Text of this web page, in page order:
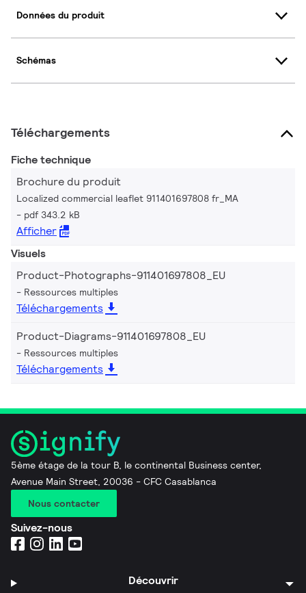
Données du produit
Schémas
Téléchargements
Fiche technique
Brochure du produit
Localized commercial leaflet 911401697808 fr_MA
pdf 343.2 kB
Afficher
Visuels
Product-Photographs-911401697808_EU
Ressources multiples
Téléchargements
Product-Diagrams-911401697808_EU
Ressources multiples
Téléchargements
5ème étage de la tour B, le continental Business center,
Avenue Main Street, 20036 - CFC Casablanca
Nous contacter
Suivez-nous
Découvrir